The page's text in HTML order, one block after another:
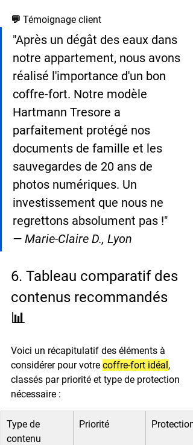
💬 Témoignage client
"Après un dégât des eaux dans
notre appartement, nous avons
réalisé l'importance d'un bon
coffre-fort. Notre modèle
Hartmann Tresore a
parfaitement protégé nos
documents de famille et les
sauvegardes de 20 ans de
photos numériques. Un
investissement que nous ne
regrettons absolument pas !"
— Marie-Claire D., Lyon
6. Tableau comparatif des
contenus recommandés
📊
Voici un récapitulatif des éléments à
considérer pour votre coffre-fort idéal,
classés par priorité et type de protection
nécessaire :
Type de
contenu
Priorité Protection